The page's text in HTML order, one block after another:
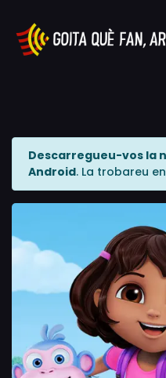
Descarregueu-vos la
Android. La trobareu en